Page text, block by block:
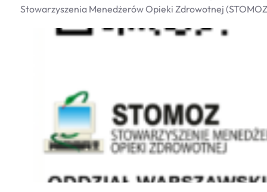
Stowarzyszenia Menedżerów Opieki Zdrowotnej